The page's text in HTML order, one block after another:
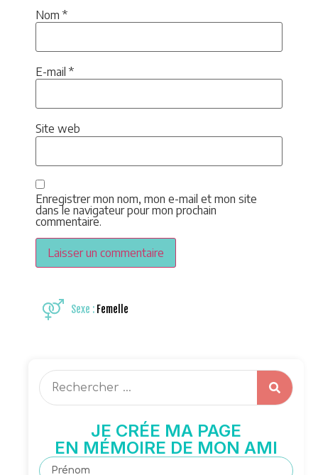
Nom *
E-mail *
Site web
Enregistrer mon nom, mon e-mail et mon site
dans le navigateur pour mon prochain
commentaire.
Sexe : Femelle
JE CRÉE MA PAGE
EN MÉMOIRE DE MON AMI